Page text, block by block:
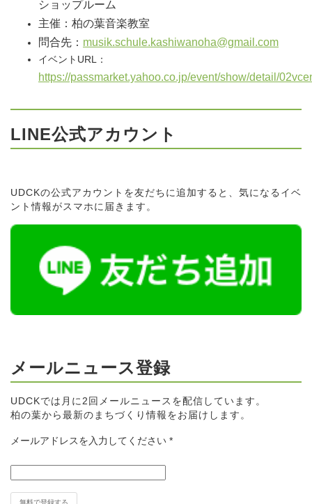
ショップルーム
主催：柏の葉音楽教室
問合先： musik.schule.kashiwanoha@gmail.com
イベントURL：
https://passmarket.yahoo.co.jp/event/show/detail/
LINE公式アカウント
UDCKの公式アカウントを友だちに追加すると、気になるイベ
ント情報がスマホに届きます。
メールニュース登録
UDCKでは月に2回メールニュースを配信しています。
柏の葉から最新のまちづくり情報をお届けします。
メールアドレスを入力してください *